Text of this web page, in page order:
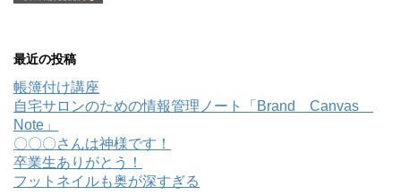
最近の投稿
帳簿付け講座
自宅サロンのための情報管理ノート「Brand Canvas
Note」
〇〇〇さんは神様です！
卒業生ありがとう！
フットネイルも奥が深すぎる